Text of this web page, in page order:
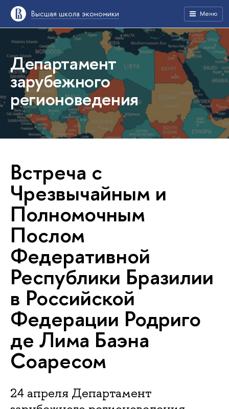
Высшая школа экономики Меню
Департамент
зарубежного
регионоведения
Встреча с
Чрезвычайным и
Полномочным
Послом
Федеративной
Республики Бразилии
в Российской
Федерации Родриго
де Лима Баэна
Соаресом
24 апреля Департамент